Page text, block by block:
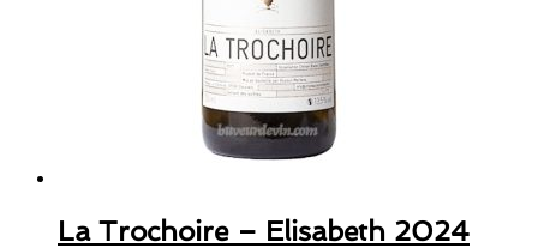
La Trochoire – Elisabeth 2024